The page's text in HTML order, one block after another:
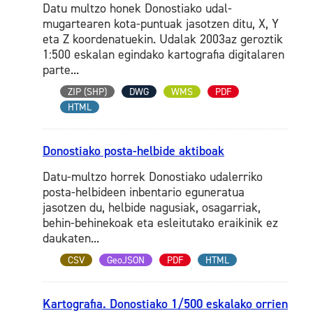
Datu multzo honek Donostiako udal-
mugartearen kota-puntuak jasotzen ditu, X, Y
eta Z koordenatuekin. Udalak 2003az geroztik
1:500 eskalan egindako kartografia digitalaren
parte...
ZIP (SHP) DWG WMS
PDF
HTML
Donostiako posta-helbide aktiboak
Datu-multzo horrek Donostiako udalerriko
posta-helbideen inbentario eguneratua
jasotzen du, helbide nagusiak, osagarriak,
behin-behinekoak eta esleitutako eraikinik ez
daukaten...
CSV GeoJSON PDF HTML
Kartografia. Donostiako 1/500 eskalako orrien